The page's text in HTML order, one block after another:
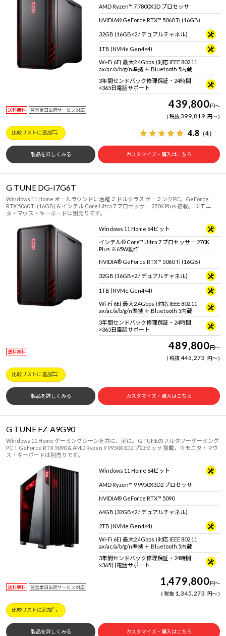
AMD Ryzen™ 7 7800X3D プロセッサ
NVIDIA® GeForce RTX™ 5060 Ti (16GB)
32GB (16GB×2 / デュアルチャネル)
1TB (NVMe Gen4×4)
Wi-Fi 6E( 最大2.4Gbps )対応 IEEE 802.11
ax/ac/a/b/g/n準拠 ＋ Bluetooth 5内蔵
3年間センドバック修理保証・24時間
×365日電話サポート
送料無料 翌営業日出荷サービス対応 439,800円～
税抜399,819 円～
比較リストに追加 4.8 （4）
製品を詳しくみる カスタマイズ・購入はこちら
G TUNE DG-I7G6T
Windows 11 Home オールラウンドに活躍 ミドルクラス ゲーミングPC。GeForce
RTX 5060 Ti (16GB) & インテル Core Ultra 7 プロセッサー 270K Plus 搭載。 ※モニ
タ・マウス・キーボードは別売りです。
Windows 11 Home 64ビット
インテル® Core™ Ultra 7 プロセッサー 270K
Plus ※65W動作
NVIDIA® GeForce RTX™ 5060 Ti (16GB)
32GB (16GB×2 / デュアルチャネル)
1TB (NVMe Gen4×4)
Wi-Fi 6E( 最大2.4Gbps )対応 IEEE 802.11
ax/ac/a/b/g/n準拠 ＋ Bluetooth 5内蔵
3年間センドバック修理保証・24時間
×365日電話サポート
送料無料 489,800円～
税抜445,273 円～
比較リストに追加
製品を詳しくみる カスタマイズ・購入はこちら
G TUNE FZ-A9G90
Windows 11 Home ゲーミングシーンを共に、前に。G TUNEのフルタワーゲーミング
PC！GeForce RTX 5090 & AMD Ryzen 9 9950X3D2 プロセッサ 搭載。※モニタ・マウ
ス・キーボードは別売りです。
Windows 11 Home 64ビット
AMD Ryzen™ 9 9950X3D2 プロセッサ
NVIDIA® GeForce RTX™ 5090
64GB (32GB×2 / デュアルチャネル)
2TB (NVMe Gen4×4)
Wi-Fi 6E( 最大2.4Gbps )対応 IEEE 802.11
ax/ac/a/b/g/n準拠 ＋ Bluetooth 5内蔵
3年間センドバック修理保証・24時間
×365日電話サポート
送料無料 翌営業日出荷サービス対応 1,479,800円～
税抜 1,345,273 円～
比較リストに追加
製品を詳しくみる カスタマイズ・購入はこちら